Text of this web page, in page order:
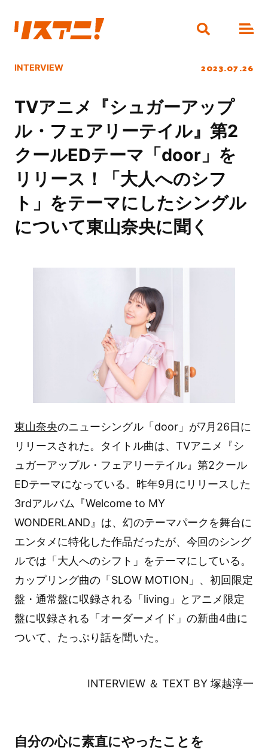
INTERVIEW 2023.07.26
TVアニメ『シュガーアップ
ル・フェアリーテイル』第2
クールEDテーマ「door」を
リリース！「大人へのシフ
ト」をテーマにしたシングル
について東山奈央に聞く
東山奈央のニューシングル「door」が7月26日に
リリースされた。タイトル曲は、TVアニメ『シ
ュガーアップル・フェアリーテイル』第2クール
EDテーマになっている。昨年9月にリリースした
3rdアルバム『Welcome to MY
WONDERLAND』は、幻のテーマパークを舞台に
エンタメに特化した作品だったが、今回のシング
ルでは「大人へのシフト」をテーマにしている。
カップリング曲の「SLOW MOTION」、初回限定
盤・通常盤に収録される「living」とアニメ限定
盤に収録される「オーダーメイド」の新曲4曲に
ついて、たっぷり話を聞いた。
INTERVIEW ＆ TEXT BY 塚越淳一
自分の心に素直にやったことを